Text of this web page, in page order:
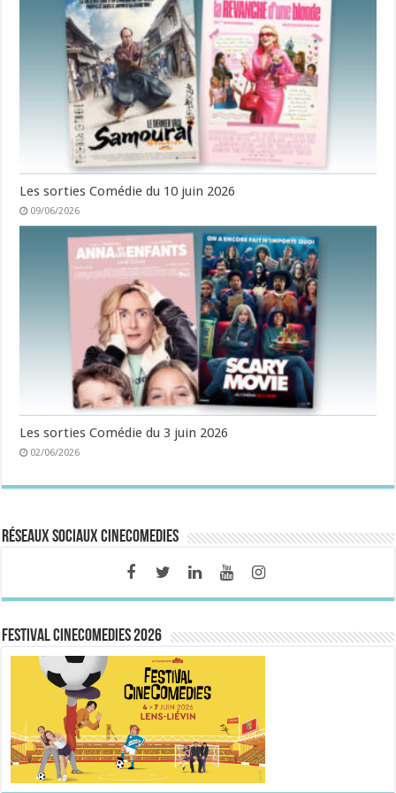
Les sorties Comédie du 10 juin 2026
09/06/2026
Les sorties Comédie du 3 juin 2026
02/06/2026
Réseaux sociaux CineComedies
FESTIVAL CINECOMEDIES 2026